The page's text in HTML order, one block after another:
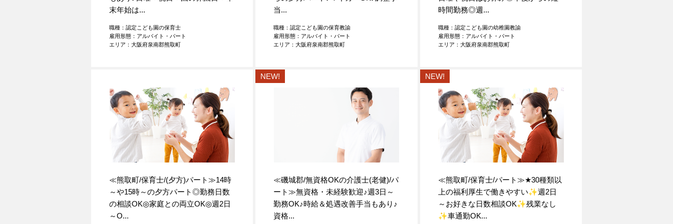
末年始は...
職種：認定こども園の保育士
雇用形態：アルバイト・パート
エリア：大阪府泉南郡熊取町
当...
職種：認定こども園の保育教諭
雇用形態：アルバイト・パート
エリア：大阪府泉南郡熊取町
時間勤務◎週...
職種：認定こども園の幼稚園教諭
雇用形態：アルバイト・パート
エリア：大阪府泉南郡熊取町
≪熊取町/保育士/(夕方)パート≫14時
～や15時～の夕方パート◎勤務日数
の相談OK◎家庭との両立OK◎週2日
～O...
NEW!
≪磯城郡/無資格OKの介護士(老健)/パ
ート≫無資格・未経験歓迎♪週3日～
勤務OK♪時給＆処遇改善手当もあり ♪
資格...
NEW!
≪熊取町/保育士/パート≫★30種類以
上の福利厚生で働きやすい✨週2日
～お好きな日数相談OK✨残業なし
✨車通勤OK...